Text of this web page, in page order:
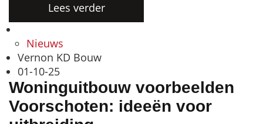
Lees verder
Nieuws
Vernon KD Bouw
01-10-25
Woninguitbouw voorbeelden
Voorschoten: ideeën voor